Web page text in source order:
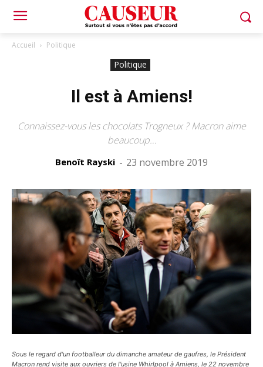
Accueil Politique
Politique
Il est à Amiens!
Connaissez-vous les chocolats Trogneux ? Macron aime
beaucoup…
Benoît Rayski - 23 novembre 2019
Sous le regard d'un footballeur du dimanche amateur de gaufres, le Président
Macron rend visite aux ouvriers de l'usine Whirlpool à Amiens, le 22 novembre